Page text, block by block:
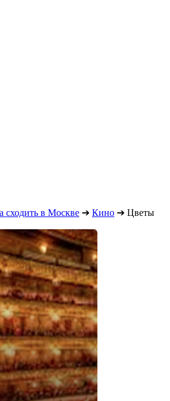
в Москве ➔ Кино ➔ Цветы